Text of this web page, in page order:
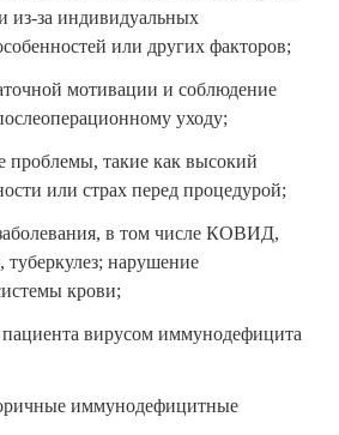
из-за индивидуальных
или других факторов;
мотивации и соблюдение
уходу;
проблемы, такие как высокий
или страх перед процедурой;
в том числе КОВИД,
нарушение
крови;
вирусом иммунодефицита
иммунодефицитные